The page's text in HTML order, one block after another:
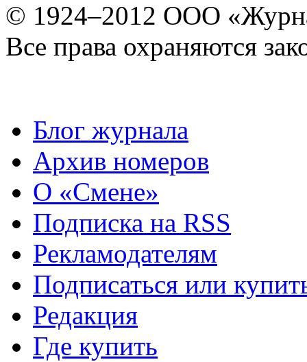
© 1924–2012 ООО
Все права охраняются
Блог журнала
Архив номеров
О «Смене»
Подписка на RSS
Рекламодателям
Подписаться или
Редакция
Где купить